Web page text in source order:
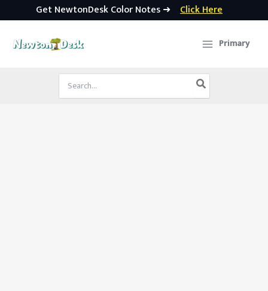
Get NewtonDesk Color Notes ➜ Click Here
Primary
Search
for: